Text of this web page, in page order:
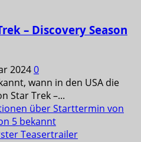
– Discovery Season
20240
wann in den USA die
Star Trek –...
über Starttermin von
5 bekannt
Teasertrailer